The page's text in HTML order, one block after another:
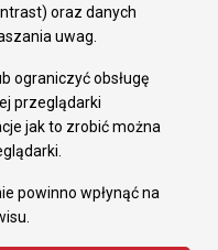
oraz danych
uwag.
ograniczyć obsługę
przeglądarki
jak to zrobić można
powinno wpłynąć na